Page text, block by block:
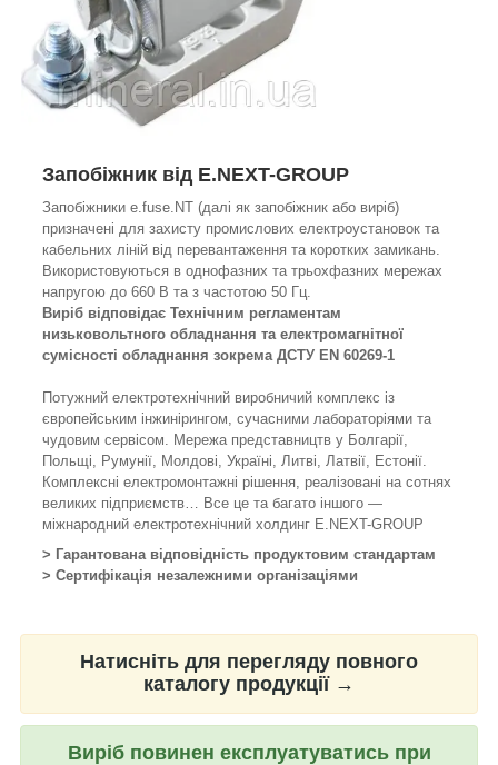
Запобіжник від E.NEXT-GROUP
Запобіжники e.fuse.NT (далі як запобіжник або виріб)
призначені для захисту промислових електроустановок та
кабельних ліній від перевантаження та коротких замикань.
Використовуються в однофазних та трьохфазних мережах
напругою до 660 В та з частотою 50 Гц.
Виріб відповідає Технічним регламентам
низьковольтного обладнання та електромагнітної
сумісності обладнання зокрема ДСТУ EN 60269-1
Потужний електротехнічний виробничий комплекс із
європейським інжинірингом, сучасними лабораторіями та
чудовим сервісом. Мережа представництв у Болгарії,
Польщі, Румунії, Молдові, Україні, Литві, Латвії, Естонії.
Комплексні електромонтажні рішення, реалізовані на сотнях
великих підприємств… Все це та багато іншого —
міжнародний електротехнічний холдинг E.NEXT-GROUP
> Гарантована відповідність продуктовим стандартам
> Сертифікація незалежними організаціями
Натисніть для перегляду повного
каталогу продукції →
Виріб повинен експлуатуватись при